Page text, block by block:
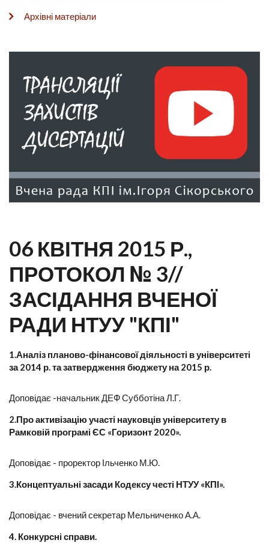
Архівні матеріали
06 КВІТНЯ 2015 Р.,
ПРОТОКОЛ № 3//
ЗАСІДАННЯ ВЧЕНОЇ
РАДИ НТУУ "КПІ"
1.Аналіз планово-фінансової діяльності в університеті
за 2014 р. та затвердження бюджету на 2015 р.
Доповідає -начальник ДЕФ Субботіна Л.Г.
2.Про активізацію участі науковців університету в
Рамковій програмі ЄС «Горизонт 2020».
Доповідає - проректор Ільченко М.Ю.
3.Концептуальні засади Кодексу честі НТУУ «КПІ».
Доповідає - вчений секретар Мельниченко А.А.
4. Конкурсні справи.